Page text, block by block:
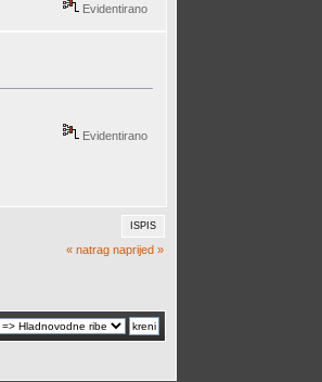
Evidentirano
Evidentirano
ISPIS
« natrag naprijed »